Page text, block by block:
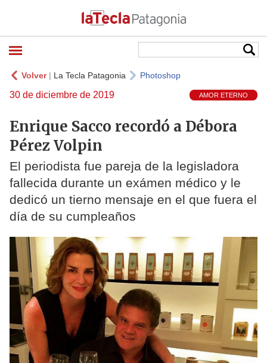
Volver| La Tecla Patagonia Photoshop
30 de diciembre de 2019 AMOR ETERNO
Enrique Sacco recordó a Débora
Pérez Volpin
El periodista fue pareja de la legisladora
fallecida durante un exámen médico y le
dedicó un tierno mensaje en el que fuera el
día de su cumpleaños